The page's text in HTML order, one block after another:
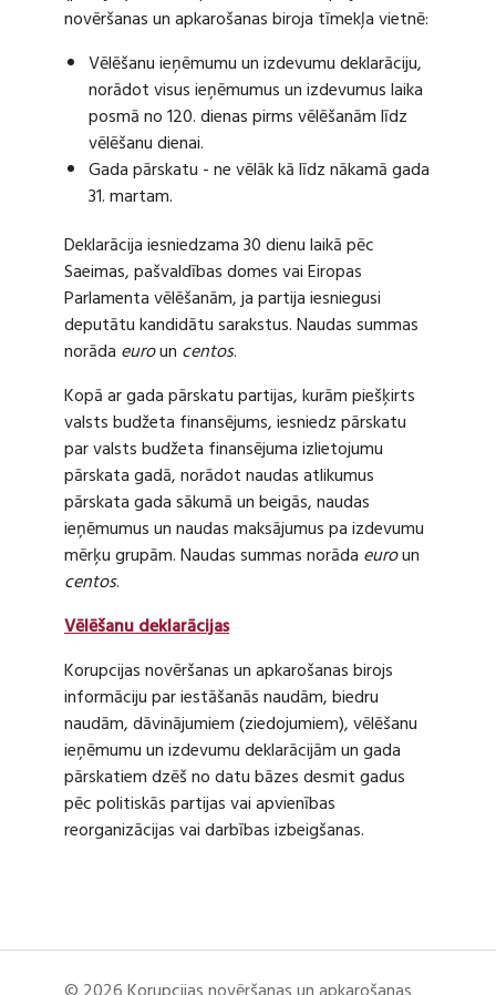
novēršanas un apkarošanas biroja tīmekļa vietnē:
Vēlēšanu ieņēmumu un izdevumu deklarāciju,
norādot visus ieņēmumus un izdevumus laika
posmā no 120. dienas pirms vēlēšanām līdz
vēlēšanu dienai.
Gada pārskatu - ne vēlāk kā līdz nākamā gada
31. martam.
Deklarācija iesniedzama 30 dienu laikā pēc
Saeimas, pašvaldības domes vai Eiropas
Parlamenta vēlēšanām, ja partija iesniegusi
deputātu kandidātu sarakstus. Naudas summas
norāda euroun centos.
Kopā ar gada pārskatu partijas, kurām piešķirts
valsts budžeta finansējums, iesniedz pārskatu
par valsts budžeta finansējuma izlietojumu
pārskata gadā, norādot naudas atlikumus
pārskata gada sākumā un beigās, naudas
ieņēmumus un naudas maksājumus pa izdevumu
mērķu grupām. Naudas summas norāda euroun
centos.
Vēlēšanu deklarācijas
Korupcijas novēršanas un apkarošanas birojs
informāciju par iestāšanās naudām, biedru
naudām, dāvinājumiem (ziedojumiem), vēlēšanu
ieņēmumu un izdevumu deklarācijām un gada
pārskatiem dzēš no datu bāzes desmit gadus
pēc politiskās partijas vai apvienības
reorganizācijas vai darbības izbeigšanas.